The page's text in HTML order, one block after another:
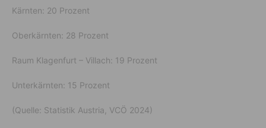
Kärnten: 20 Prozent
Oberkärnten: 28 Prozent
Raum Klagenfurt – Villach: 19 Prozent
Unterkärnten: 15 Prozent
(Quelle: Statistik Austria, VCÖ 2024)